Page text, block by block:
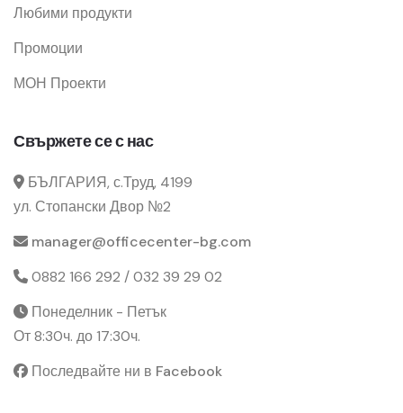
Любими продукти
Промоции
МОН Проекти
Свържете се с нас
БЪЛГАРИЯ, с.Труд, 4199
ул. Стопански Двор №2
manager@officecenter-bg.com
0882 166 292 / 032 39 29 02
Понеделник - Петък
От 8:30ч. до 17:30ч.
Последвайте ни в Facebook